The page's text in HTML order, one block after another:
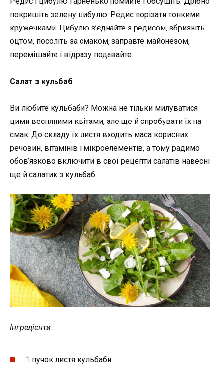
покришіть зелену цибулю. Редис порізати тонкими
кружечками. Цибулю з’єднайте з редисом, збризніть
оцтом, посоліть за смаком, заправте майонезом,
перемішайте і відразу подавайте.
Салат з кульбаб
Ви любите кульбаби? Можна не тільки милуватися
цими весняними квітами, але ще й спробувати їх на
смак. До складу їх листя входить маса корисних
речовин, вітамінів і мікроелементів, а тому радимо
обов’язково включити в свої рецепти салатів навесні
ще й салатик з кульбаб.
Інгредієнти:
1 пучок листя кульбаби